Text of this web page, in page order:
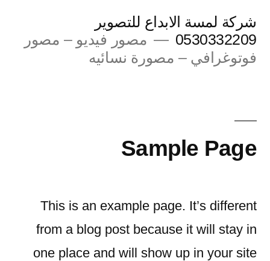
إلى
المحتوى
شركة لمسة الابداع للتصوير
0530332209
مصور فيديو – مصور
فوتوغرافي – مصورة نسائيه
Sample Page
This is an example page. It’s different
from a blog post because it will stay in
one place and will show up in your site